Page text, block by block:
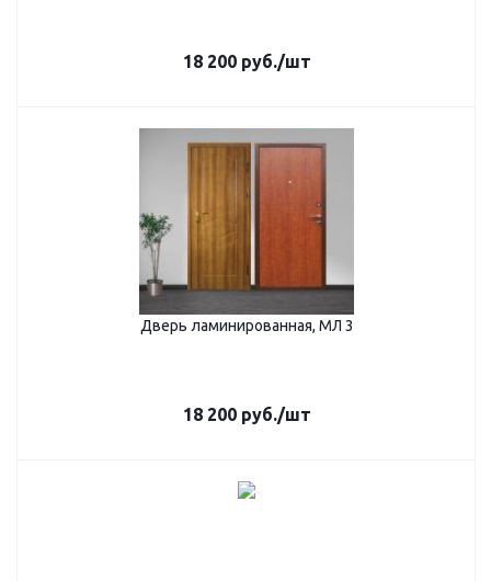
18 200руб./шт
Дверь ламинированная, МЛ 3
18 200руб./шт